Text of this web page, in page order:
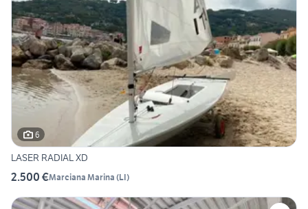
6
LASER RADIAL XD
2.500 €Marciana Marina (LI)